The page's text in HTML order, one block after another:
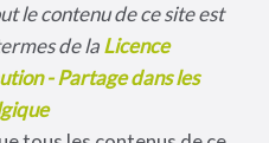
le contenu de ce site est
de laLicence
- Partage dans les